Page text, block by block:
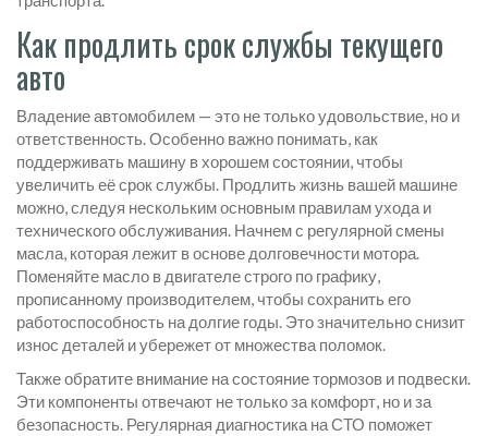
Как продлить срок службы текущего
авто
Владение автомобилем — это не только удовольствие, но и
ответственность. Особенно важно понимать, как
поддерживать машину в хорошем состоянии, чтобы
увеличить её срок службы. Продлить жизнь вашей машине
можно, следуя нескольким основным правилам ухода и
технического обслуживания. Начнем с регулярной смены
масла, которая лежит в основе долговечности мотора.
Поменяйте масло в двигателе строго по графику,
прописанному производителем, чтобы сохранить его
работоспособность на долгие годы. Это значительно снизит
износ деталей и убережет от множества поломок.
Также обратите внимание на состояние тормозов и подвески.
Эти компоненты отвечают не только за комфорт, но и за
безопасность. Регулярная диагностика на СТО поможет